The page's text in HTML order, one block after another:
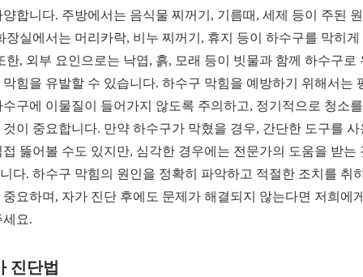
양합니다. 주방에서는 음식물 찌꺼기, 기름때, 세제 등이 주된
장실에서는 머리카락, 비누 찌꺼기, 휴지 등이 하수구를 막히게
한, 외부 요인으로는 낙엽, 흙, 모래 등이 빗물과 함께 하수구로
막힘을 유발할 수 있습니다. 하수구 막힘을 예방하기 위해서는
수구에 이물질이 들어가지 않도록 주의하고, 정기적으로 청소
것이 중요합니다. 만약 하수구가 막혔을 경우, 간단한 도구를 사
접 뚫어볼 수도 있지만, 심각한 경우에는 전문가의 도움을 받는
다. 하수구 막힘의 원인을 정확히 파악하고 적절한 조치를 취
중요하며, 자가 진단 후에도 문제가 해결되지 않는다면 저희에
세요.
진단법